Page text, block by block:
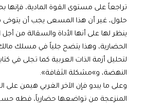
تراجعاً على مستوى القوة المادية، فإنها
حلول، غير أن هذا المسعى يجب أن يتوخى
ينظر لها على أنها الأداة والسقالة من أجل
الحضارية، وهذا يتضح جلياً في مسلك
لتحليل أزمة الذات العربية كما تجلى في
النهضة، و»مشكلة الثقافة».
وعلى ما يبدو فإن الآخر الغربي هيمن على
المنزعجة من تواضعها حضارياً، فطه